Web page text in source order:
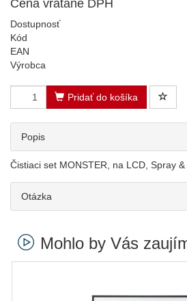
Cena vrátane DPH
Dostupnosť
Kód
EAN
Výrobca
Pridať do košíka
Popis
Čistiaci set MONSTER, na LCD, Spray &
Otázka
Mohlo by Vás